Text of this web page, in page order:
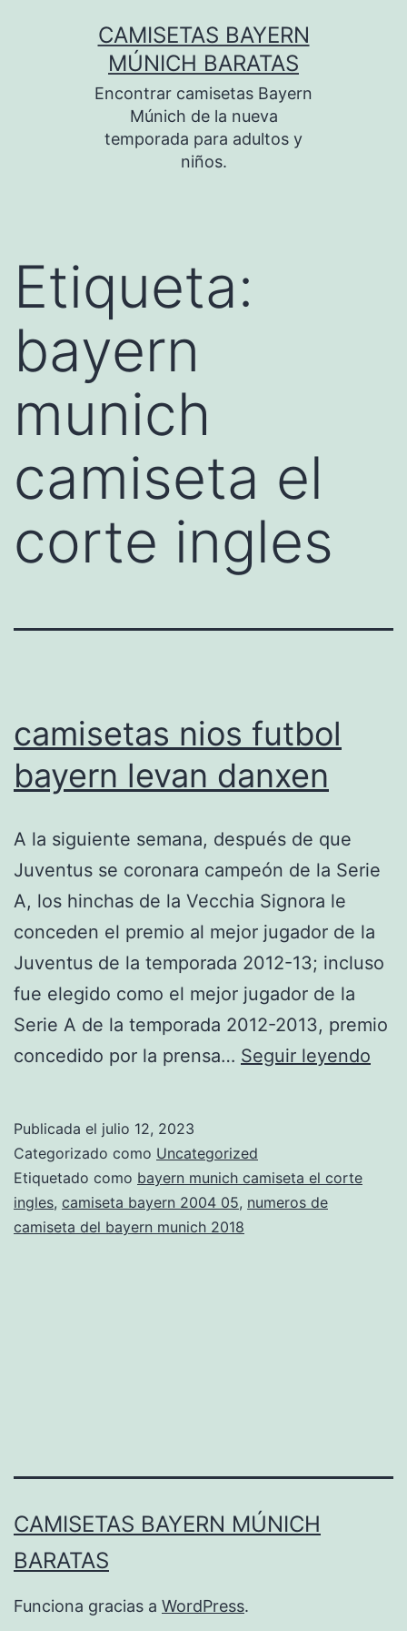
CAMISETAS BAYERN
MÚNICH BARATAS
Encontrar camisetas Bayern
Múnich de la nueva
temporada para adultos y
niños.
Etiqueta:
bayern
munich
camiseta el
corte ingles
camisetas nios futbol
bayern levan danxen
A la siguiente semana, después de que
Juventus se coronara campeón de la Serie
A, los hinchas de la Vecchia Signora le
conceden el premio al mejor jugador de la
Juventus de la temporada 2012-13; incluso
fue elegido como el mejor jugador de la
Serie A de la temporada 2012-2013, premio
concedido por la prensa… Seguir leyendo
Publicada el julio 12, 2023
Categorizado como Uncategorized
Etiquetado como bayern munich camiseta el corte
ingles, camiseta bayern 2004 05, numeros de
camiseta del bayern munich 2018
CAMISETAS BAYERN MÚNICH
BARATAS
Funciona gracias a WordPress.